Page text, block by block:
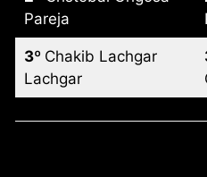
Pareja
3º Chakib Lachgar
Lachgar